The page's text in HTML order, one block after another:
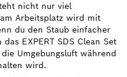
nicht nur viel
Arbeitsplatz wird mit
du den Staub einfacher
EXPERT SDS Clean Set
Umgebungsluft während
wird.